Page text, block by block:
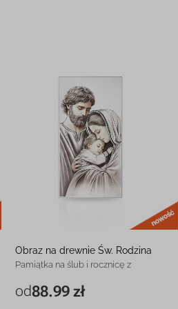
nowość
Obraz na drewnie Św. Rodzina
Pamiątka na ślub i rocznicę z
od88.99 zł
6 x 12 cm